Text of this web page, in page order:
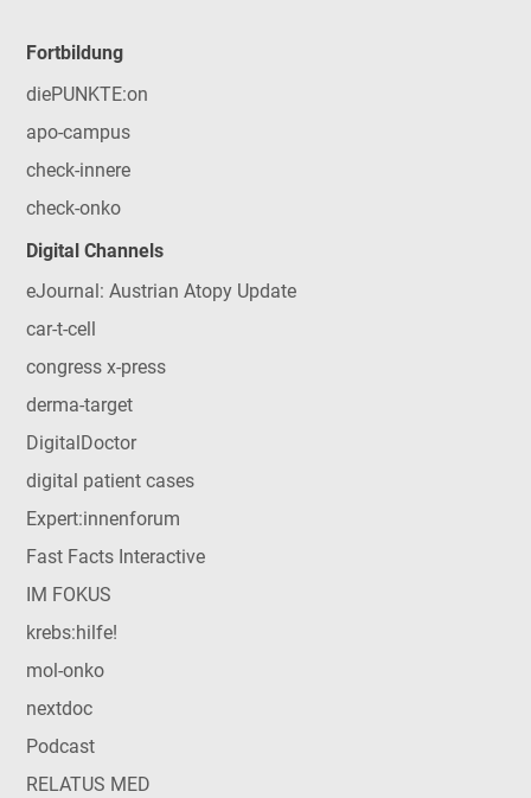
Fortbildung
diePUNKTE:on
apo-campus
check-innere
check-onko
Digital Channels
eJournal: Austrian Atopy Update
car-t-cell
congress x-press
derma-target
DigitalDoctor
digital patient cases
Expert:innenforum
Fast Facts Interactive
IM FOKUS
krebs:hilfe!
mol-onko
nextdoc
Podcast
RELATUS MED